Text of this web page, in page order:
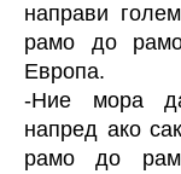
направи
рамо до
Европа.
-Ние мора да
напред ако
рамо до